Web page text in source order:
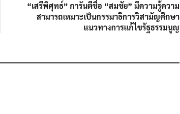
“เสรีพิศุทธ์” การันตีชื่อ “สมชัย” มีความรู้ความ
สามารถเหมาะเป็นกรรมาธิการวิสามัญศึกษา
แนวทางการแก้ไขรัฐธรรมนูญ